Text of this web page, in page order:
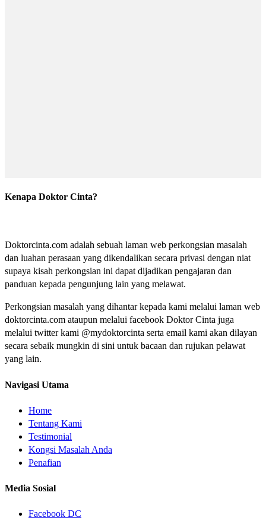
Kenapa Doktor Cinta?
Doktorcinta.com adalah sebuah laman web perkongsian masalah
dan luahan perasaan yang dikendalikan secara privasi dengan niat
supaya kisah perkongsian ini dapat dijadikan pengajaran dan
panduan kepada pengunjung lain yang melawat.
Perkongsian masalah yang dihantar kepada kami melalui laman web
doktorcinta.com ataupun melalui facebook Doktor Cinta juga
melalui twitter kami @mydoktorcinta serta email kami akan dilayan
secara sebaik mungkin di sini untuk bacaan dan rujukan pelawat
yang lain.
Navigasi Utama
Home
Tentang Kami
Testimonial
Kongsi Masalah Anda
Penafian
Media Sosial
Facebook DC